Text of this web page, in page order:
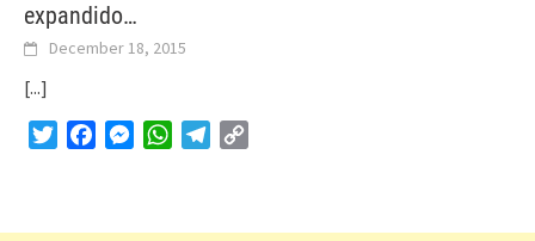
expandido…
December 18, 2015
[...]
TwitterFacebookMessengerWhatsAppTelegram